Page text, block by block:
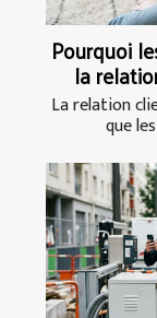
Pourquoi
la
La relation
que